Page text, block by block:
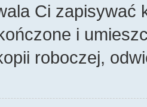
Ci zapisywać
i
roboczej,